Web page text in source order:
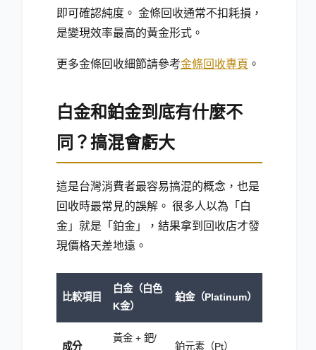
即可確認純度。 金條回收通常不扣耗損，
是變現效率最高的黃金形式。
更多金條回收細節請參考金條回收專頁 。
白金和鉑金到底有什麼不
同？搞混會虧大
這是台灣消費者最容易搞混的概念，也是
回收時最常見的誤解。 很多人以為「白
金」就是「鉑金」，結果拿到回收店才發
現價格天差地遠。
比較項目
白金（白色
K金）
鉑金（Platinum）
成分
黃金 + 鈀/
鉑元素（Pt）